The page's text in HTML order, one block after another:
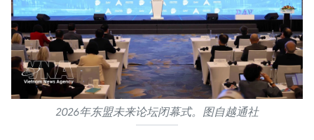
2026年东盟未来论坛闭幕式。图自越通社